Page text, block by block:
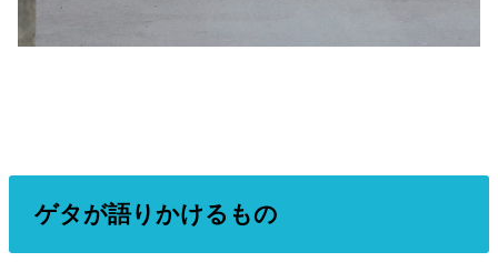
ゲタが語りかけるもの